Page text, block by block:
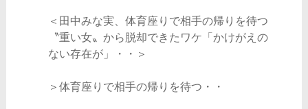
＜田中みな実、体育座りで相手の帰りを待つ
〝重い女〟から脱却できたワケ「かけがえの
ない存在が」・・＞
＞体育座りで相手の帰りを待つ・・